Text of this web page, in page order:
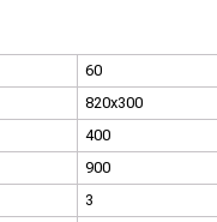
60
820x300
400
900
3